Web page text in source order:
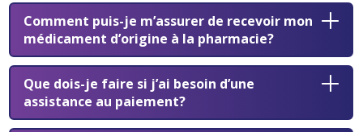
Comment puis-je m’assurer de recevoir mon
médicament d’origine à la pharmacie?
Que dois-je faire si j’ai besoin d’une
assistance au paiement?